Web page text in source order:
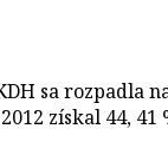
sa rozpadla
získal 44, 41